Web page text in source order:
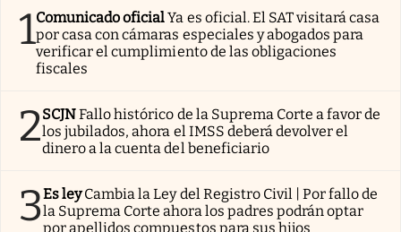
1Comunicado oficialYa es oficial. El SAT visitará casa
por casa con cámaras especiales y abogados para
verificar el cumplimiento de las obligaciones
fiscales
2SCJNFallo histórico de la Suprema Corte a favor de
los jubilados, ahora el IMSS deberá devolver el
dinero a la cuenta del beneficiario
3Es ley Cambia la Ley del Registro Civil | Por fallo de
la Suprema Corte ahora los padres podrán optar
por apellidos compuestos para sus hijos